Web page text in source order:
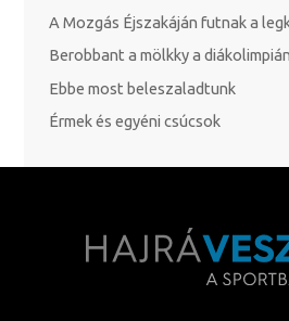
A Mozgás Éjszakáján futnak a
Berobbant a mölkky a diákolimpián
Ebbe most beleszaladtunk
Érmek és egyéni csúcsok